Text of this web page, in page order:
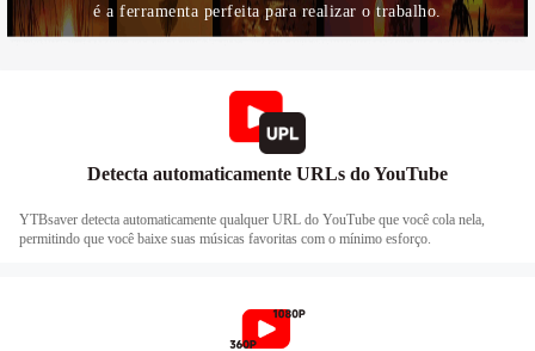
é a ferramenta perfeita para realizar o trabalho.
Detecta automaticamente URLs do YouTube
YTBsaver detecta automaticamente qualquer URL do YouTube que você cola nela,
permitindo que você baixe suas músicas favoritas com o mínimo esforço.